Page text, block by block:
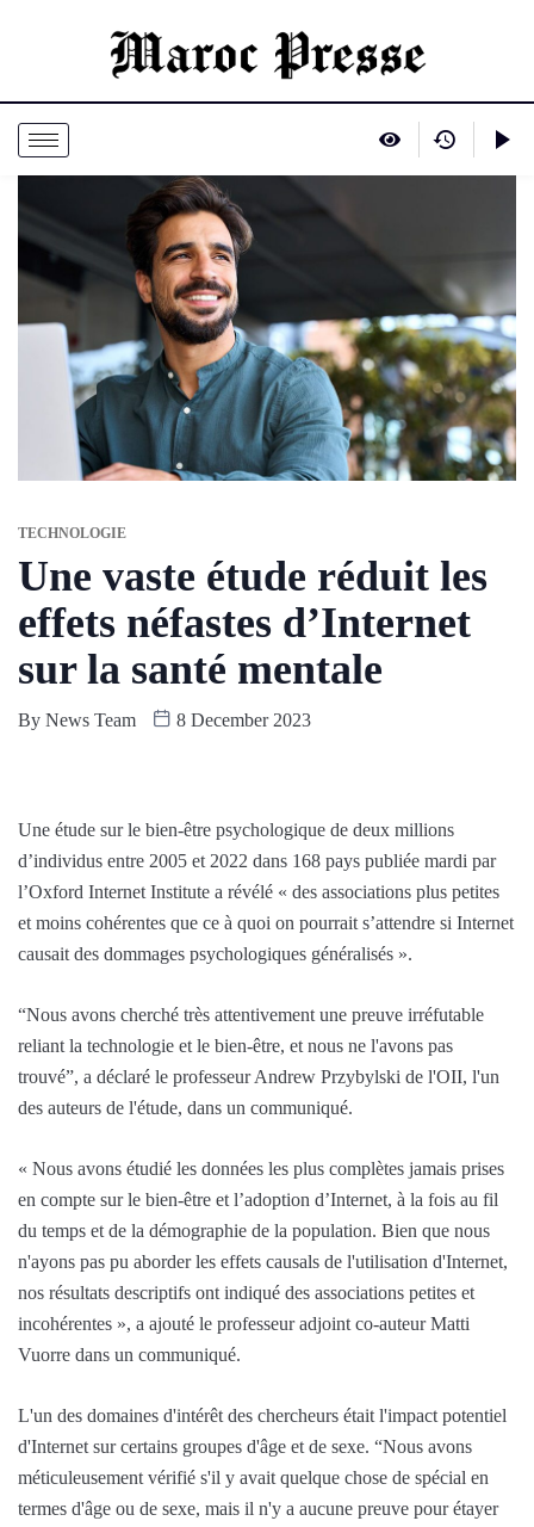
TECHNOLOGIE
Une vaste étude réduit les
effets néfastes d’Internet
sur la santé mentale
By News Team 8 December 2023
Une étude sur le bien-être psychologique de deux millions
d’individus entre 2005 et 2022 dans 168 pays publiée mardi par
l’Oxford Internet Institute a révélé « des associations plus petites
et moins cohérentes que ce à quoi on pourrait s’attendre si Internet
causait des dommages psychologiques généralisés ».
“Nous avons cherché très attentivement une preuve irréfutable
reliant la technologie et le bien-être, et nous ne l'avons pas
trouvé”, a déclaré le professeur Andrew Przybylski de l'OII, l'un
des auteurs de l'étude, dans un communiqué.
« Nous avons étudié les données les plus complètes jamais prises
en compte sur le bien-être et l’adoption d’Internet, à la fois au fil
du temps et de la démographie de la population. Bien que nous
n'ayons pas pu aborder les effets causals de l'utilisation d'Internet,
nos résultats descriptifs ont indiqué des associations petites et
incohérentes », a ajouté le professeur adjoint co-auteur Matti
Vuorre dans un communiqué.
L'un des domaines d'intérêt des chercheurs était l'impact potentiel
d'Internet sur certains groupes d'âge et de sexe. “Nous avons
méticuleusement vérifié s'il y avait quelque chose de spécial en
termes d'âge ou de sexe, mais il n'y a aucune preuve pour étayer